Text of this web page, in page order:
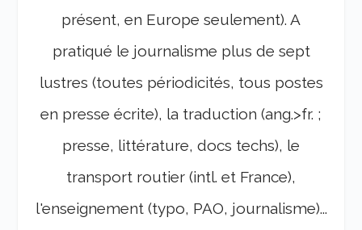
présent, en Europe seulement). A
pratiqué le journalisme plus de sept
lustres (toutes périodicités, tous postes
en presse écrite), la traduction (ang.>fr. ;
presse, littérature, docs techs), le
transport routier (intl. et France),
l'enseignement (typo, PAO, journalisme)...